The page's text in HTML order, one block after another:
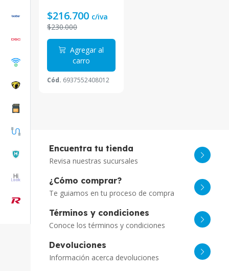
$216.700 c/iva
$230.000
Agregar al
carro
Cód. 6937552408012
Encuentra tu tienda
Revisa nuestras sucursales
¿Cómo comprar?
Te guiamos en tu proceso de compra
Términos y condiciones
Conoce los términos y condiciones
Devoluciones
Información acerca devoluciones